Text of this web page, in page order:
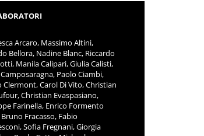
Arcaro, Massimo Altini,
Bellora, Nadine Blanc, Riccardo
Manila Calipari, Giulia Calisti,
Paolo Ciambi,
Clermont, Carol Di Vito, Christian
Christian Evaspasiano,
Farinella, Enrico Formento
Fracasso, Fabio
Sofia Fregnani, Giorgia